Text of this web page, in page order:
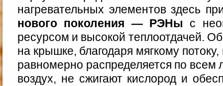
нагревательных элементов здесь
нового поколения — РЭНы с
ресурсом и высокой теплоотдачей.
на крышке, благодаря мягкому
равномерно распределяется по
воздух, не сжигают кислород и